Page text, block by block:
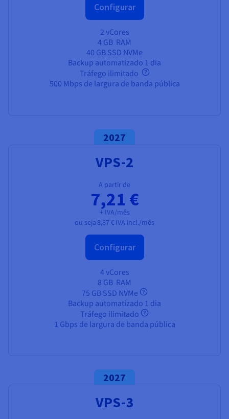
Configurar
2 vCores
4 GB RAM
40 GB SSD NVMe
Backup automatizado 1 dia
Tráfego ilimitado
500 Mbps de largura de banda pública
2027
VPS-2
A partir de
7,21 €
+ IVA/mês
ou seja 8,87 € IVA incl./mês
Configurar
4 vCores
8 GB RAM
75 GB SSD NVMe
Backup automatizado 1 dia
Tráfego ilimitado
1 Gbps de largura de banda pública
2027
VPS-3